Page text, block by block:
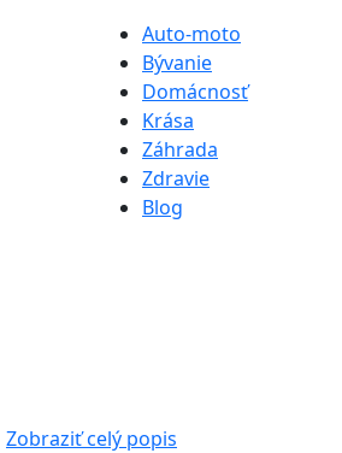
Auto-moto
Bývanie
Domácnosť
Krása
Záhrada
Zdravie
Blog
Zobraziť celý popis